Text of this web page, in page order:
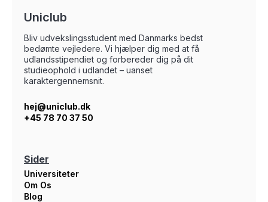
Uniclub
Bliv udvekslingsstudent med Danmarks bedst
bedømte vejledere. Vi hjælper dig med at få
udlandsstipendiet og forbereder dig på dit
studieophold i udlandet – uanset
karaktergennemsnit.
hej@uniclub.dk
+45 78 70 37 50
Sider
Universiteter
Om Os
Blog